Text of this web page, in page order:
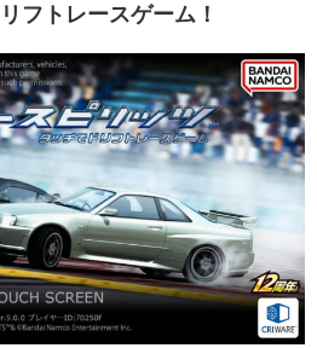
フトレースゲーム！